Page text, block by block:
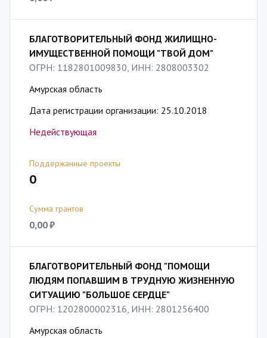
БЛАГОТВОРИТЕЛЬНЫЙ ФОНД ЖИЛИЩНО-
ИМУЩЕСТВЕННОЙ ПОМОЩИ "ТВОЙ ДОМ"
ОГРН: 1182801009830, ИНН: 2808003302
Амурская область
Дата регистрации организации: 25.10.2018
Недействующая
Поддержанные проекты
0
Сумма грантов
0,00 ₽
БЛАГОТВОРИТЕЛЬНЫЙ ФОНД "ПОМОЩИ
ЛЮДЯМ ПОПАВШИМ В ТРУДНУЮ ЖИЗНЕННУЮ
СИТУАЦИЮ "БОЛЬШОЕ СЕРДЦЕ"
ОГРН: 1202800002316, ИНН: 2801256400
Амурская область